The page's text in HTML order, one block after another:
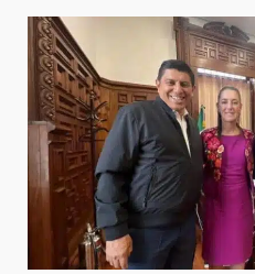
4 20 julio
5
de
animal
16 julio
Detienen